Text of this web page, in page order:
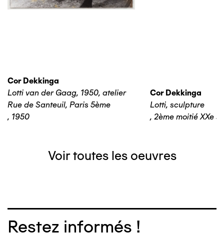
Cor Dekkinga
Lotti van der Gaag, 1950, atelier
Rue de Santeuil, Paris 5ème
, 1950
Cor Dekkinga
Lotti, sculpture
, 2ème moitié XXe
Voir toutes les oeuvres
Restez informés !